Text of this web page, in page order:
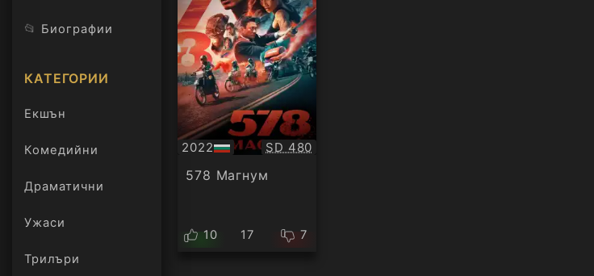
📂 Биографии
КАТЕГОРИИ
Екшън
Комедийни
Драматични
Ужаси
Трилъри
онлайн
2022
БГ
аудио
Качество:
SD 480
578 Магнум
10 17 7